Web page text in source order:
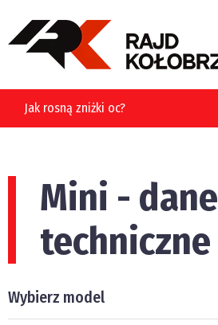
Jak rosną zniżki oc?
Mini - dane
techniczne
Wybierz model